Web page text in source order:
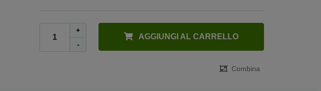
+
-
AGGIUNGI AL CARRELLO
Combina